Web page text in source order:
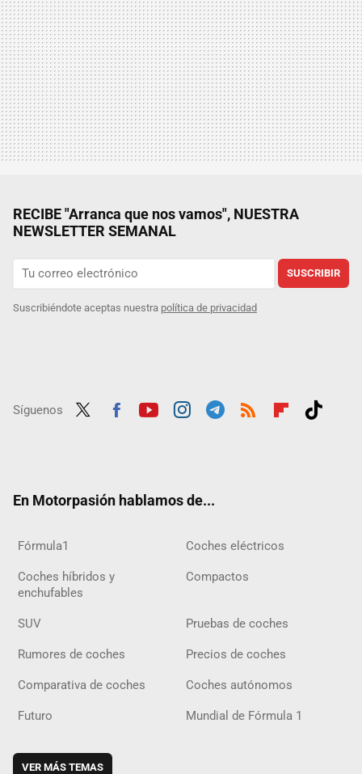
RECIBE "Arranca que nos vamos", NUESTRA
NEWSLETTER SEMANAL
SUSCRIBIR
Suscribiéndote aceptas nuestra política de privacidad
Síguenos
En Motorpasión hablamos de...
Fórmula1 Coches eléctricos
Coches híbridos y
enchufables
Compactos
SUV Pruebas de coches
Rumores de coches Precios de coches
Comparativa de coches Coches autónomos
Futuro Mundial de Fórmula 1
VER MÁS TEMAS